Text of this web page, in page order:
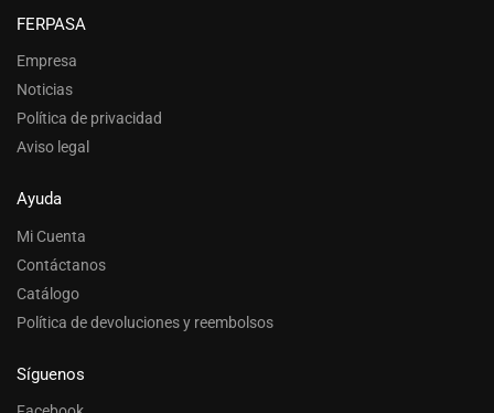
FERPASA
Empresa
Noticias
Política de privacidad
Aviso legal
Ayuda
Mi Cuenta
Contáctanos
Catálogo
Política de devoluciones y reembolsos
Síguenos